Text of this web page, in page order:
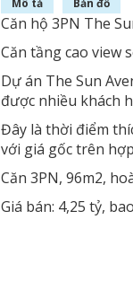
Mô tả Bản đồ
Căn hộ 3PN The
Căn tầng cao view
Dự án The Sun
được nhiều khách
Đây là thời điểm
với giá gốc trên
Căn 3PN, 96m2,
Giá bán: 4,25 tỷ,